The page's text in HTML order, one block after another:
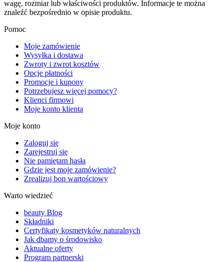
wagę, rozmiar lub właściwości produktów. Informacje te można
znaleźć bezpośrednio w opisie produktu.
Pomoc
Moje zamówienie
Wysyłka i dostawa
Zwroty i zwrot kosztów
Opcje płatności
Promocje i kupony
Potrzebujesz więcej pomocy?
Klienci firmowi
Moje konto klienta
Moje konto
Zaloguj się
Zarejestruj się
Nie pamiętam hasła
Gdzie jest moje zamówienie?
Zrealizuj bon wartościowy
Warto wiedzieć
beauty Blog
Składniki
Certyfikaty kosmetyków naturalnych
Jak dbamy o środowisko
Aktualne oferty
Program partnerski